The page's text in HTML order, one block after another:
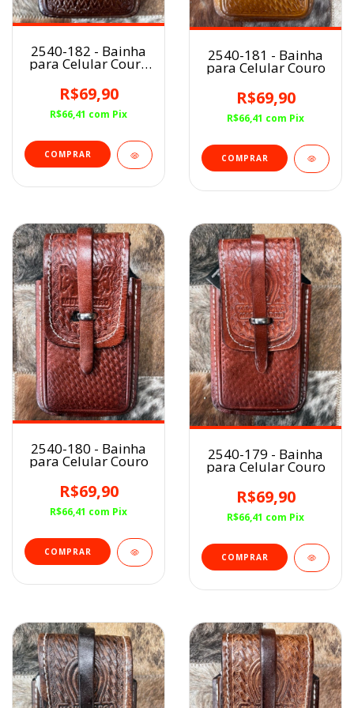
2540-182 - Bainha
para Celular Couro
R$69,90
R$66,41 com Pix
2540-181 - Bainha
para Celular Couro
R$69,90
R$66,41 com Pix
2540-180 - Bainha
para Celular Couro
R$69,90
R$66,41 com Pix
2540-179 - Bainha
para Celular Couro
R$69,90
R$66,41 com Pix